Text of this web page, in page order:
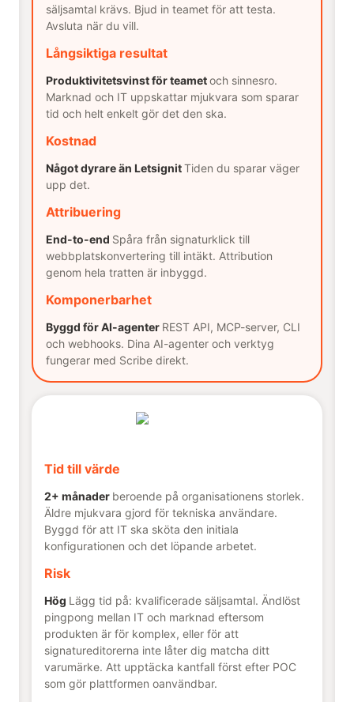
säljsamtal krävs. Bjud in teamet för att testa.
Avsluta när du vill.
Långsiktiga resultat
Produktivitetsvinst för teametoch sinnesro.
Marknad och IT uppskattar mjukvara som sparar
tid och helt enkelt gör det den ska.
Kostnad
Något dyrare än LetsignitTiden du sparar väger
upp det.
Attribuering
End-to-end Spåra från signaturklick till
webbplatskonvertering till intäkt. Attribution
genom hela tratten är inbyggd.
Komponerbarhet
Byggd för AI-agenter REST API, MCP-server, CLI
och webhooks. Dina AI-agenter och verktyg
fungerar med Scribe direkt.
Tid till värde
2+ månader beroende på organisationens storlek.
Äldre mjukvara gjord för tekniska användare.
Byggd för att IT ska sköta den initiala
konfigurationen och det löpande arbetet.
Risk
Hög Lägg tid på: kvalificerade säljsamtal. Ändlöst
pingpong mellan IT och marknad eftersom
produkten är för komplex, eller för att
signatureditorerna inte låter dig matcha ditt
varumärke. Att upptäcka kantfall först efter POC
som gör plattformen oanvändbar.